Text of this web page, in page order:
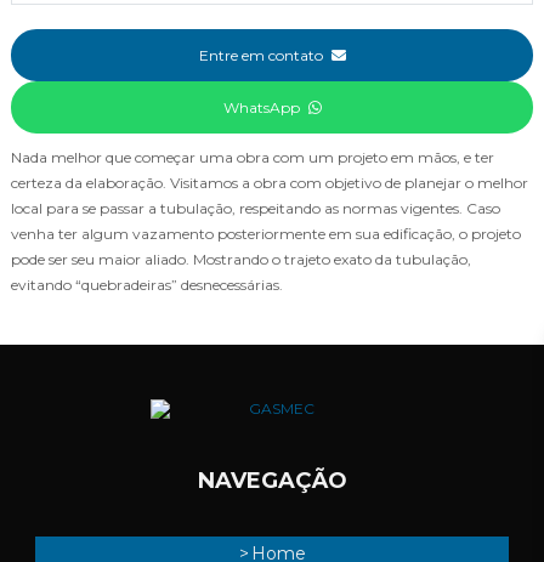
Entre em contato
WhatsApp
Nada melhor que começar uma obra com um projeto em mãos, e ter
certeza da elaboração. Visitamos a obra com objetivo de planejar o melhor
local para se passar a tubulação, respeitando as normas vigentes. Caso
venha ter algum vazamento posteriormente em sua edificação, o projeto
pode ser seu maior aliado. Mostrando o trajeto exato da tubulação,
evitando “quebradeiras” desnecessárias.
NAVEGAÇÃO
Home